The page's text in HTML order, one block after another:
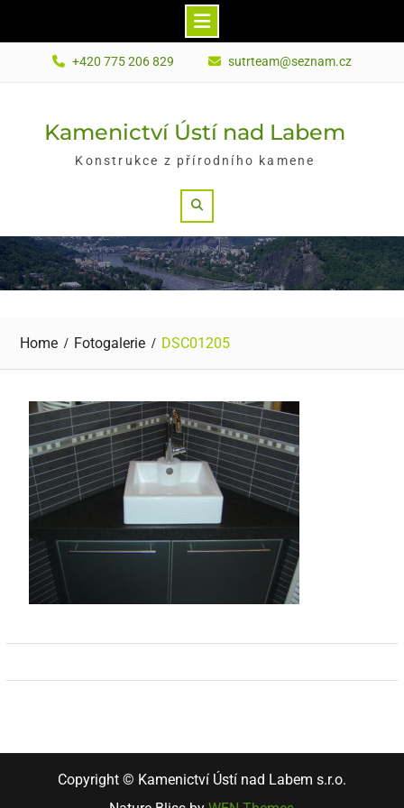
+420 775 206 829 sutrteam@seznam.cz
Kamenictví Ústí nad Labem
Konstrukce z přírodního kamene
Home Fotogalerie DSC01205
Copyright © Kamenictví Ústí nad Labem s.r.o.